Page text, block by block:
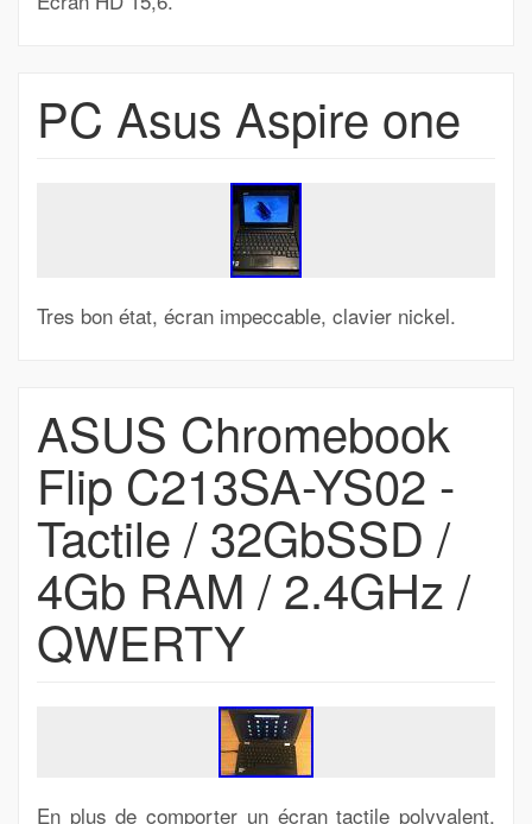
PC Asus Aspire one
Tres bon état, écran impeccable, clavier nickel.
ASUS Chromebook
Flip C213SA-YS02 -
Tactile / 32GbSSD /
4Gb RAM / 2.4GHz /
QWERTY
En plus de comporter un écran tactile polyvalent,